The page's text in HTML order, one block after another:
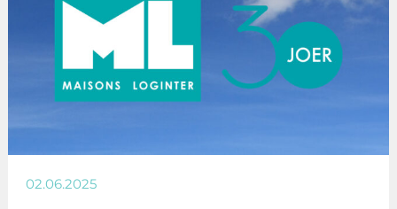
02.06.2025